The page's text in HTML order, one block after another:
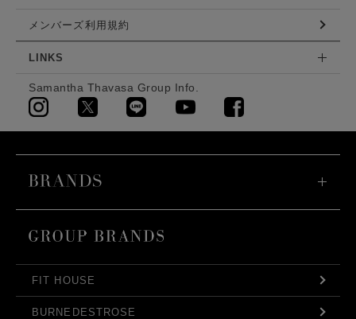
メンバーズ利用規約
LINKS
Samantha Thavasa Group Info.
FIT HOUSE
BURNEDESTROSE